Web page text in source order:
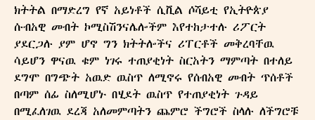
ክትትል በማድረግ የኛ አይነቶች ሲቪል ሶሻይቲ የኢትዮጵያ
ሱብአዊ መብት ኮሚስሽንናሌሎችም እየተከታተሉ ሪፖርት
ያደርጋሉ ያም ሆኖ ግን ክትትሎችና ሪፐርቶች መቅረባቸዉ
ሳይሆን ዋናዉ ቁም ነገሩ ተጠያቂነት ስርአትን ማምጣት በተለይ
ደግሞ በግጭት አዉድ ዉስጥ ለሚኖሩ የሰብአዊ መብት ጥሰቶች
በጣም ሰፊ ስለሚሆኑ በሂደት ዉስጥ የተጠያቂነት ጉዳይ
በሚፈለገዉ ደረጃ አለመምጣትን ጨምሮ ችግሮች ስላሉ ለችግሮቹ